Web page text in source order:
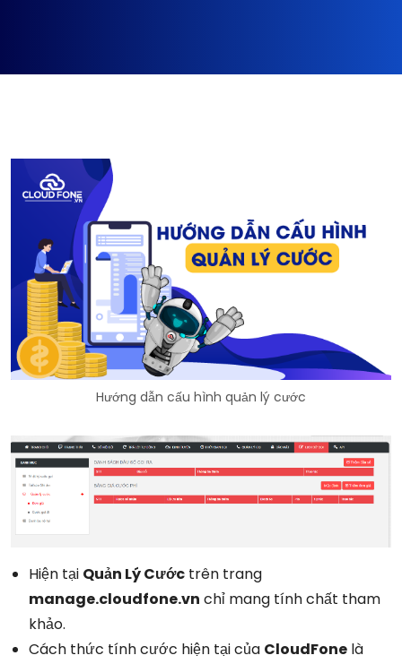
Hướng dẫn cấu hình quản lý cước
Hiện tại Quản Lý Cước trên trang
manage.cloudfone.vn chỉ mang tính chất tham
khảo.
Cách thức tính cước hiện tại của CloudFone là